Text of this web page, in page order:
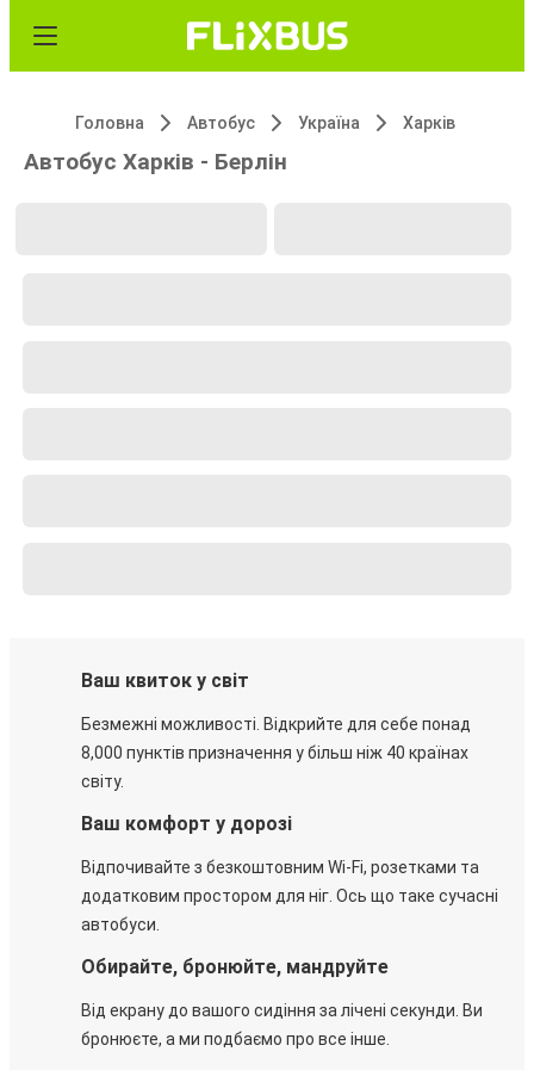
Головна Автобус Україна Харків
Автобус Харків - Берлін
Ваш квиток у світ
Безмежні можливості. Відкрийте для себе понад
8,000 пунктів призначення у більш ніж 40 країнах
світу.
Ваш комфорт у дорозі
Відпочивайте з безкоштовним Wi-Fi, розетками та
додатковим простором для ніг. Ось що таке сучасні
автобуси.
Обирайте, бронюйте, мандруйте
Від екрану до вашого сидіння за лічені секунди. Ви
бронюєте, а ми подбаємо про все інше.